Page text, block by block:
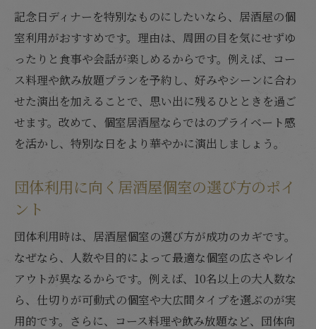
記念日ディナーを特別なものにしたいなら、居酒屋の個
室利用がおすすめです。理由は、周囲の目を気にせずゆ
ったりと食事や会話が楽しめるからです。例えば、コー
ス料理や飲み放題プランを予約し、好みやシーンに合わ
せた演出を加えることで、思い出に残るひとときを過ご
せます。改めて、個室居酒屋ならではのプライベート感
を活かし、特別な日をより華やかに演出しましょう。
団体利用に向く居酒屋個室の選び方のポイ
ント
団体利用時は、居酒屋個室の選び方が成功のカギです。
なぜなら、人数や目的によって最適な個室の広さやレイ
アウトが異なるからです。例えば、10名以上の大人数な
ら、仕切りが可動式の個室や大広間タイプを選ぶのが実
用的です。さらに、コース料理や飲み放題など、団体向